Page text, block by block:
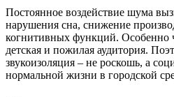
Постоянное воздействие шума
нарушения сна, снижение
когнитивных функций. Особенно
детская и пожилая аудитория.
звукоизоляция – не роскошь, а
нормальной жизни в городской